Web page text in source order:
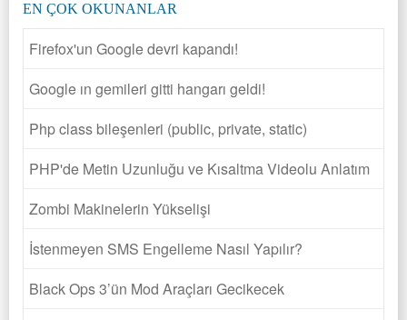
EN ÇOK OKUNANLAR
Firefox'un Google devri kapandı!
Google ın gemileri gitti hangarı geldi!
Php class bileşenleri (public, private, static)
PHP'de Metin Uzunluğu ve Kısaltma Videolu Anlatım
Zombi Makinelerin Yükselişi
İstenmeyen SMS Engelleme Nasıl Yapılır?
Black Ops 3’ün Mod Araçları Gecikecek